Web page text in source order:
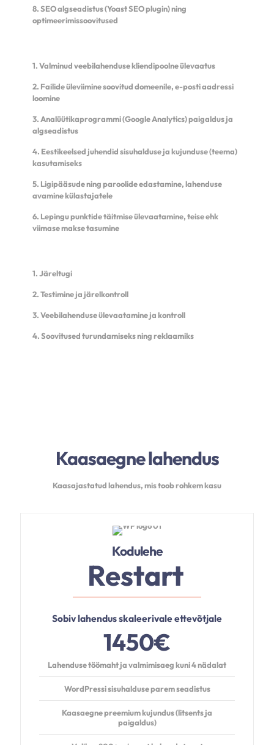
8. SEO algseadistus (Yoast SEO plugin) ning
optimeerimissoovitused
1. Valminud veebilahenduse kliendipoolne ülevaatus
2. Failide üleviimine soovitud domeenile, e-posti aadressi
loomine
3. Analüütikaprogrammi (Google Analytics) paigaldus ja
algseadistus
4. Eestikeelsed juhendid sisuhalduse ja kujunduse (teema)
kasutamiseks
5. Ligipääsude ning paroolide edastamine, lahenduse
avamine külastajatele
6. Lepingu punktide täitmise ülevaatamine, teise ehk
viimase makse tasumine
1. Järeltugi
2. Testimine ja järelkontroll
3. Veebilahenduse ülevaatamine ja kontroll
4. Soovitused turundamiseks ning reklaamiks
Kaasaegne lahendus
Kaasajastatud lahendus, mis toob rohkem kasu
Kodulehe
Restart
Sobiv lahendus skaleerivale ettevõtjale
1450€
Lahenduse töömaht ja valmimisaeg kuni4 nädalat
WordPressi sisuhalduse parem seadistus
Kaasaegne preemium kujundus (litsents ja
paigaldus)